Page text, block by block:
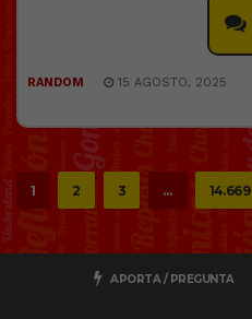
RANDOM 15 AGOSTO, 2025
1 2 3 … 14.669
APORTA / PREGUNTA